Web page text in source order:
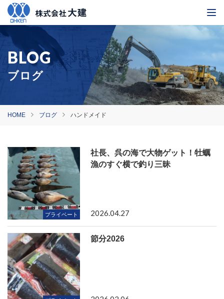
ブログ
HOME ブログ ハンドメイド
プライベート
社長、呉の海で大物ゲット！牡蠣
漁のすぐ横で釣り三昧
2026.04.27
節分2026